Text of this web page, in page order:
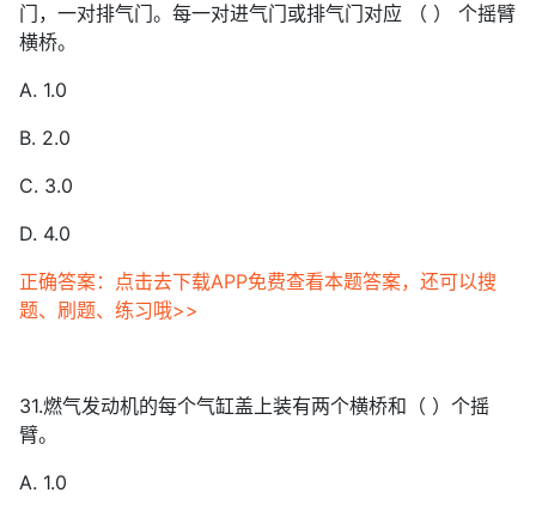
门，一对排气门。每一对进气门或排气门对应 （ ） 个摇臂
横桥。
A. 1.0
B. 2.0
C. 3.0
D. 4.0
正确答案：点击去下载APP免费查看本题答案，还可以搜
题、刷题、练习哦>>
31.燃气发动机的每个气缸盖上装有两个横桥和（ ）个摇
臂。
A. 1.0